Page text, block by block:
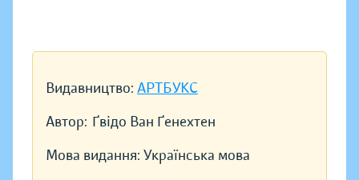
Видавництво: АРТБУКС
Автор: Ґвідо Ван Ґенехтен
Мова видання: Українська мова